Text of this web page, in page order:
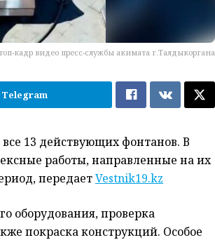
кадр видео пресс-службы акимата г.Талдыкоргана
Telegram
13 действующих фонтанов. В
работы, направленные на их
передаетVestnik19.kz
оборудования, проверка
покраска конструкций. Особое